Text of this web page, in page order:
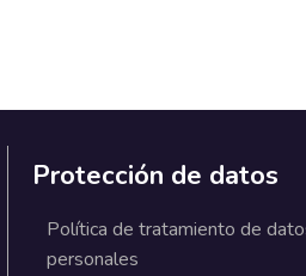
Protección de datos
Política de tratamiento de
personales